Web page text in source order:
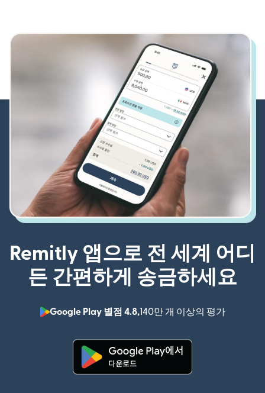
Remitly 앱으로 전 세계 어디
든 간편하게 송금하세요
Google Play 별점 4.8,140만 개 이상의 평가